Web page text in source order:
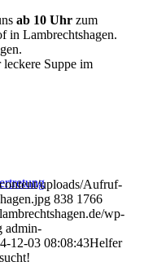
ab 10 Uhr zum
in Lambrechtshagen.
Suppe im
uploads/Aufruf-
838 1766
wp-
admin-
12-03 08:08:43Helfer